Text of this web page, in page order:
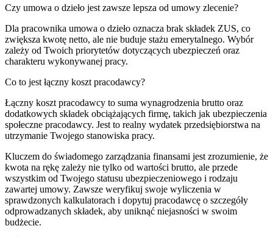
Czy umowa o dzieło jest zawsze lepsza od umowy zlecenie?
Dla pracownika umowa o dzieło oznacza brak składek ZUS, co
zwiększa kwotę netto, ale nie buduje stażu emerytalnego. Wybór
zależy od Twoich priorytetów dotyczących ubezpieczeń oraz
charakteru wykonywanej pracy.
Co to jest łączny koszt pracodawcy?
Łączny koszt pracodawcy to suma wynagrodzenia brutto oraz
dodatkowych składek obciążających firmę, takich jak ubezpieczenia
społeczne pracodawcy. Jest to realny wydatek przedsiębiorstwa na
utrzymanie Twojego stanowiska pracy.
Kluczem do świadomego zarządzania finansami jest zrozumienie, że
kwota na rękę zależy nie tylko od wartości brutto, ale przede
wszystkim od Twojego statusu ubezpieczeniowego i rodzaju
zawartej umowy. Zawsze weryfikuj swoje wyliczenia w
sprawdzonych kalkulatorach i dopytuj pracodawcę o szczegóły
odprowadzanych składek, aby uniknąć niejasności w swoim
budżecie.